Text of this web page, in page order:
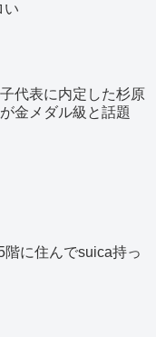
い
代表に内定した杉原
金メダル級と話題
階に住んでsuica持っ